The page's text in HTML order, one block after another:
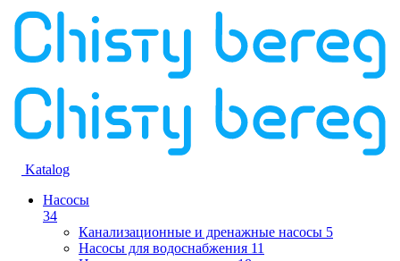
Katalog
Насосы
34
Канализационные и дренажные насосы 5
Насосы для водоснабжения 11